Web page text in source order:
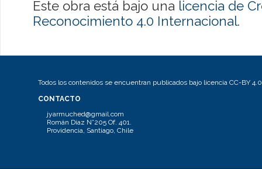
Este obra está bajo una licencia de
Reconocimiento 4.0 Internacional.
Todos los contenidos se encuentran publicados bajo licencia CC-BY 4.0
CONTACTO
jyarmuched@gmail.com
Román Díaz N°205 Of. 401.
Providencia, Santiago, Chile